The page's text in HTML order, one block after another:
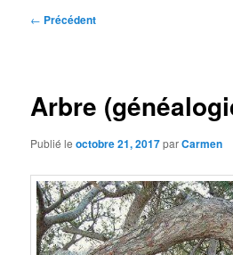
Navigation
← Précédent
Arbre
Publié leoctobre 21, 2017parCarmen